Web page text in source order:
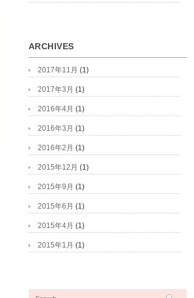
ARCHIVES
2017年11月 (1)
2017年3月 (1)
2016年4月 (1)
2016年3月 (1)
2016年2月 (1)
2015年12月 (1)
2015年9月 (1)
2015年6月 (1)
2015年4月 (1)
2015年1月 (1)